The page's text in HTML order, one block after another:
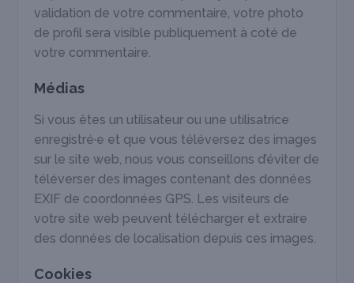
validation de votre commentaire, votre photo
de profil sera visible publiquement à coté de
votre commentaire.
Médias
Si vous êtes un utilisateur ou une utilisatrice
enregistré·e et que vous téléversez des images
sur le site web, nous vous conseillons d’éviter de
téléverser des images contenant des données
EXIF de coordonnées GPS. Les visiteurs de
votre site web peuvent télécharger et extraire
des données de localisation depuis ces images.
Cookies